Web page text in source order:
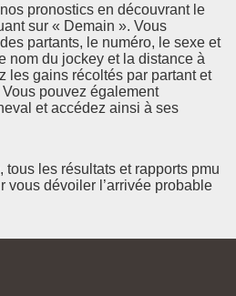
pronostics en découvrant le
sur « Demain ». Vous
partants, le numéro, le sexe et
nom du jockey et la distance à
les gains récoltés par partant et
pouvez également
et accédez ainsi à ses
tous les résultats et rapports pmu
vous dévoiler l’arrivée probable